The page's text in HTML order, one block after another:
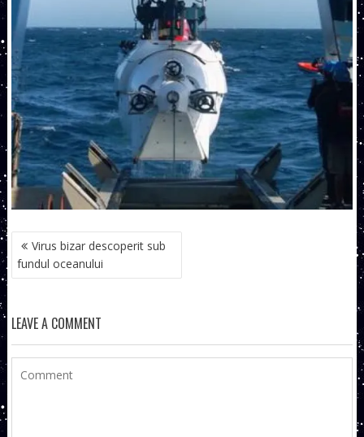
NAVIGARE
ÎN
ARTICOLE
Virus bizar descoperit sub
fundul oceanului
LEAVE A COMMENT